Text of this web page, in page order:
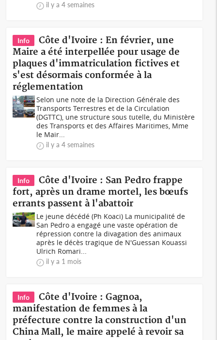
il y a 4 semaines
Info
Côte d'Ivoire : En février, une
Maire a été interpellée pour usage de
plaques d'immatriculation fictives et
s'est désormais conformée à la
réglementation
Selon une note de la Direction Générale des
Transports Terrestres et de la Circulation
(DGTTC), une structure sous tutelle, du Ministère
des Transports et des Affaires Maritimes, Mme
le Mair...
il y a 4 semaines
Info
Côte d'Ivoire : San Pedro frappe
fort, après un drame mortel, les bœufs
errants passent à l'abattoir
Le jeune décédé (Ph Koaci) La municipalité de
San Pedro a engagé une vaste opération de
répression contre la divagation des animaux
après le décès tragique de N'Guessan Kouassi
Ulrich Romari...
il y a 1 mois
Info
Côte d'Ivoire : Gagnoa,
manifestation de femmes à la
préfecture contre la construction d'un
China Mall, le maire appelé à revoir sa